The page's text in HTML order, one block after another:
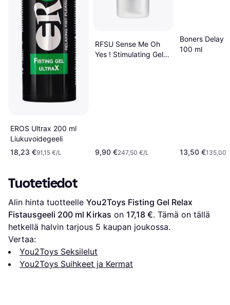
EROS Ultrax 200 ml
Liukuvoidegeeli
18,23 €91,15 €/L
RFSU Sense Me Oh
Yes ! Stimulating Gel
9,90 €247,50 €/L
Boners Delay
100 ml
13,50 €135,00
Tuotetiedot
Alin hinta tuotteelle You2Toys Fisting Gel Relax
Fistausgeeli 200 ml Kirkas on 17,18 €. Tämä on tällä
hetkellä halvin tarjous 5 kaupan joukossa.
Vertaa:
You2Toys Seksilelut
You2Toys Suihkeet ja Kermat